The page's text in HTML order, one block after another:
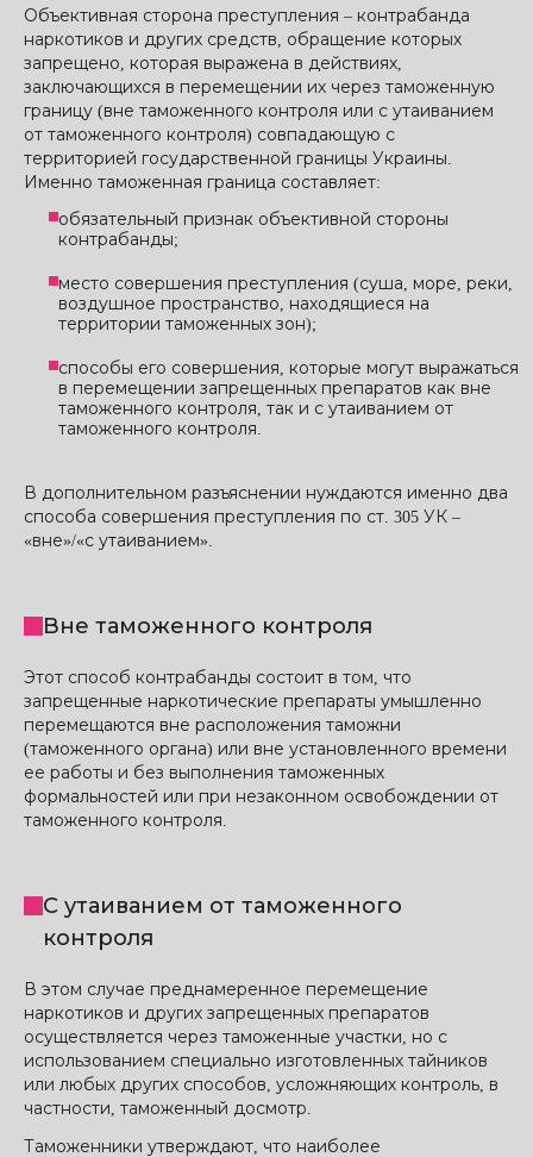
Объективная сторона преступления – контрабанда
наркотиков и других средств, обращение которых
запрещено, которая выражена в действиях,
заключающихся в перемещении их через таможенную
границу (вне таможенного контроля или с утаиванием
от таможенного контроля) совпадающую с
территорией государственной границы Украины.
Именно таможенная граница составляет:
обязательный признак объективной стороны
контрабанды;
место совершения преступления (суша, море, реки,
воздушное пространство, находящиеся на
территории таможенных зон);
способы его совершения, которые могут выражаться
в перемещении запрещенных препаратов как вне
таможенного контроля, так и с утаиванием от
таможенного контроля.
В дополнительном разъяснении нуждаются именно два
способа совершения преступления по ст. 305 УК –
«вне»/«с утаиванием».
Вне таможенного контроля
Этот способ контрабанды состоит в том, что
запрещенные наркотические препараты умышленно
перемещаются вне расположения таможни
(таможенного органа) или вне установленного времени
ее работы и без выполнения таможенных
формальностей или при незаконном освобождении от
таможенного контроля.
С утаиванием от таможенного
контроля
В этом случае преднамеренное перемещение
наркотиков и других запрещенных препаратов
осуществляется через таможенные участки, но с
использованием специально изготовленных тайников
или любых других способов, усложняющих контроль, в
частности, таможенный досмотр.
Таможенники утверждают, что наиболее